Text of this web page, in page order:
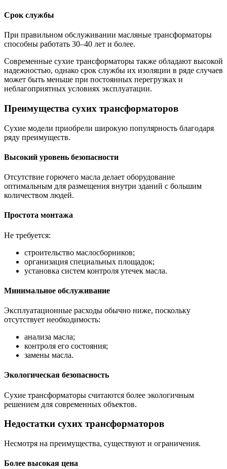
Срок службы
При правильном обслуживании масляные трансформаторы
способны работать 30–40 лет и более.
Современные сухие трансформаторы также обладают высокой
надежностью, однако срок службы их изоляции в ряде случаев
может быть меньше при постоянных перегрузках и
неблагоприятных условиях эксплуатации.
Преимущества сухих трансформаторов
Сухие модели приобрели широкую популярность благодаря
ряду преимуществ.
Высокий уровень безопасности
Отсутствие горючего масла делает оборудование
оптимальным для размещения внутри зданий с большим
количеством людей.
Простота монтажа
Не требуется:
строительство маслосборников;
организация специальных площадок;
установка систем контроля утечек масла.
Минимальное обслуживание
Эксплуатационные расходы обычно ниже, поскольку
отсутствует необходимость:
анализа масла;
контроля его состояния;
замены масла.
Экологическая безопасность
Сухие трансформаторы считаются более экологичным
решением для современных объектов.
Недостатки сухих трансформаторов
Несмотря на преимущества, существуют и ограничения.
Более высокая цена